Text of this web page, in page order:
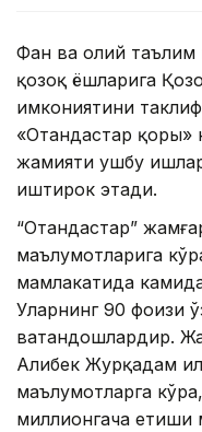
Фан ва олий таълим
қозоқ ёшларига
имкониятини
«Отандастар қоры»
жамияти ушбу
иштирок этади.
“Отандастар”
маълумотларига
мамлакатида
Уларнинг 90 фоизи
ватандошлардир.
Алибек Журқадам
маълумотларга
миллионгача етиши